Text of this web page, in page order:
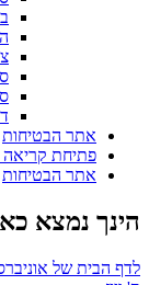
אתר הבטיחות
פתיחת
אתר הבטיחות
הינך נמצא
לדף הבית של